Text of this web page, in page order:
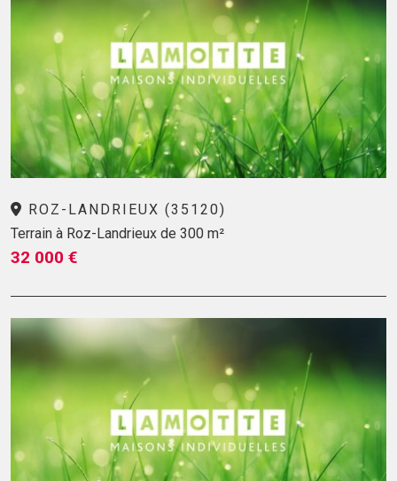
ROZ-LANDRIEUX (35120)
Terrain à Roz-Landrieux de 300 m²
32 000 €